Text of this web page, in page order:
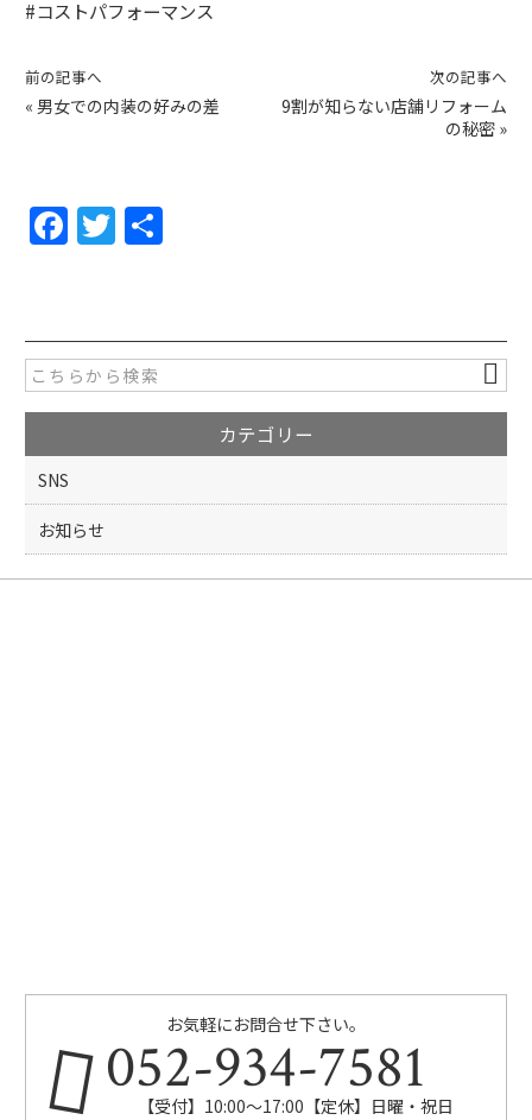
#コストパフォーマンス
前の記事へ
« 男女での内装の好みの差
次の記事へ
9割が知らない店舗リフォーム
の秘密 »
F
a
e
b
o
o
k
T
w
er
カテゴリー
SNS
お知らせ
お気軽にお問合せ下さい。
052-934-7581
【受付】10:00～17:00【定休】日曜・祝日